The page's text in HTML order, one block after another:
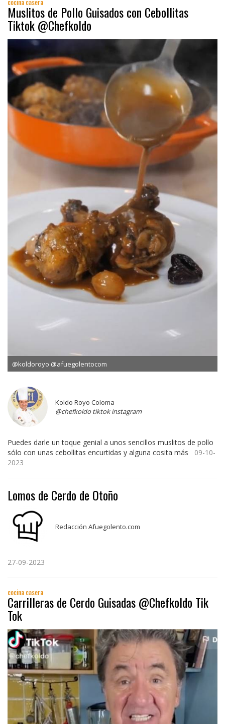
Muslitos de Pollo Guisados con Cebollitas
Tiktok @Chefkoldo
@koldoroyo @afuegolentocom
Koldo Royo Coloma
@chefkoldo tiktok instagram
Puedes darle un toque genial a unos sencillos muslitos de pollo
sólo con unas cebollitas encurtidas y alguna cosita más 09-10-
2023
Lomos de Cerdo de Otoño
Redacción Afuegolento.com
27-09-2023
cocina casera
Carrilleras de Cerdo Guisadas @Chefkoldo Tik
Tok